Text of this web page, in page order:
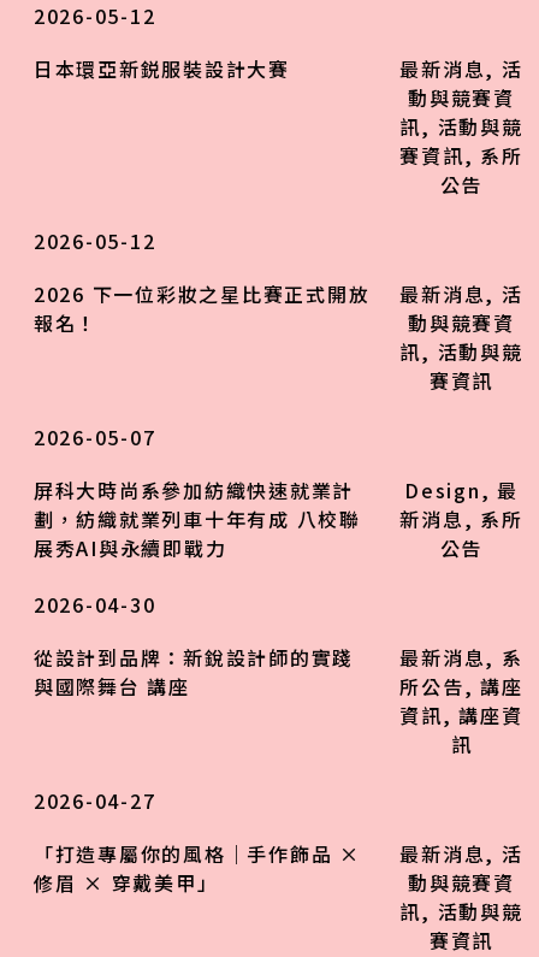
2026-05-12
日本環亞新鋭服裝設計大賽
最新消息, 活
動與競賽資
訊, 活動與競
賽資訊, 系所
公告
2026-05-12
2026 下一位彩妝之星比賽正式開放
報名！
最新消息, 活
動與競賽資
訊, 活動與競
賽資訊
2026-05-07
屏科大時尚系參加紡織快速就業計
劃，紡織就業列車十年有成 八校聯
展秀AI與永續即戰力
Design,最
新消息, 系所
公告
2026-04-30
從設計到品牌：新銳設計師的實踐
與國際舞台 講座
最新消息, 系
所公告,講座
資訊,講座資
訊
2026-04-27
「打造專屬你的風格｜手作飾品 ×
修眉 × 穿戴美甲」
最新消息, 活
動與競賽資
訊, 活動與競
賽資訊